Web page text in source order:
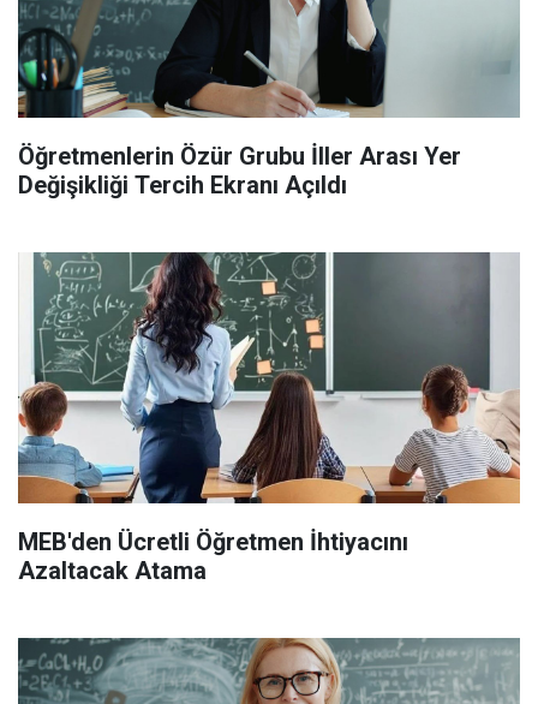
Öğretmenlerin Özür Grubu İller Arası Yer
Değişikliği Tercih Ekranı Açıldı
MEB'den Ücretli Öğretmen İhtiyacını
Azaltacak Atama